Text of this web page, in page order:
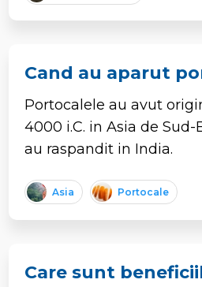
Cand au aparut
Portocalele au avut
4000 i.C. in Asia de Sud-
au raspandit in India.
Asia Portocale
Care sunt